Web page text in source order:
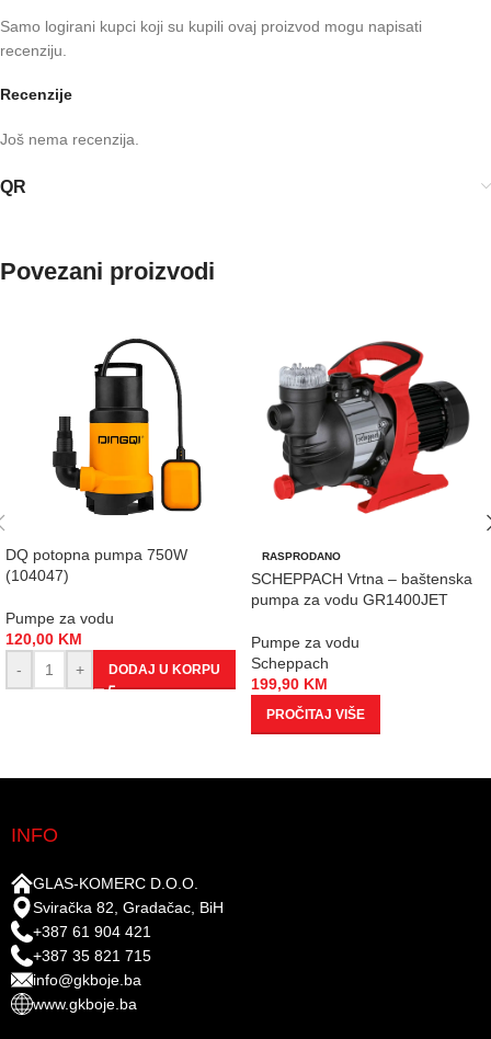
Recenzije
Još nema recenzija.
Samo logirani kupci koji su kupili ovaj proizvod mogu napisati
recenziju.
QR
Povezani proizvodi
DQ potopna pumpa 750W
(104047)
Pumpe za vodu
120,00 KM
-
+ DODAJ U KORPU
RASPRODANO
SCHEPPACH Vrtna – baštenska
pumpa za vodu GR1400JET
Pumpe za vodu
Scheppach
199,90 KM
PROČITAJ VIŠE
INFO
GLAS-KOMERC D.O.O.
Sviračka 82, Gradačac, BiH
+387 61 904 421
+387 35 821 715
info@gkboje.ba
www.gkboje.ba